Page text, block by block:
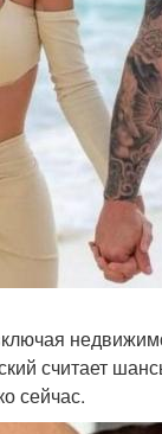
считает
сейчас.